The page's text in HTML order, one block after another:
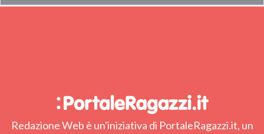
Redazione Web è un'iniziativa di PortaleRagazzi.it, un